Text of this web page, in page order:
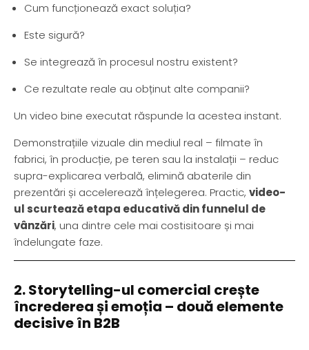
Cum funcționează exact soluția?
Este sigură?
Se integrează în procesul nostru existent?
Ce rezultate reale au obținut alte companii?
Un video bine executat răspunde la acestea instant.
Demonstrațiile vizuale din mediul real – filmate în
fabrici, în producție, pe teren sau la instalații – reduc
supra-explicarea verbală, elimină abaterile din
prezentări și accelerează înțelegerea. Practic, video-
ul scurtează etapa educativă din funnelul de
vânzări, una dintre cele mai costisitoare și mai
îndelungate faze.
2. Storytelling-ul comercial crește
încrederea și emoția – două elemente
decisive în B2B